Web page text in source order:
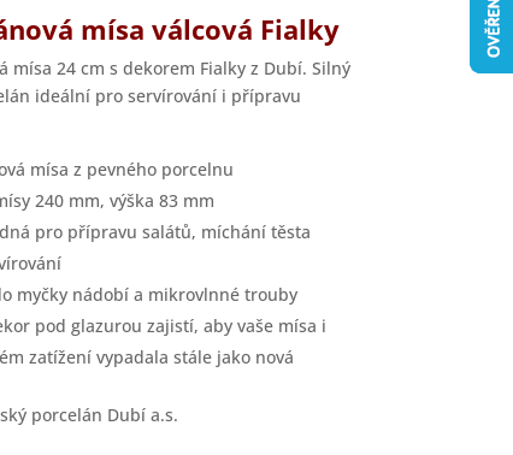
mísa válcová Fialky
mísa 24 cm s dekorem Fialky z Dubí. Silný
ideální pro servírování i přípravu
mísa z pevného porcelnu
240 mm, výška 83 mm
pro přípravu salátů, míchání těsta
myčky nádobí a mikrovlnné trouby
pod glazurou zajistí, aby vaše mísa i
zatížení vypadala stále jako nová
porcelán Dubí a.s.